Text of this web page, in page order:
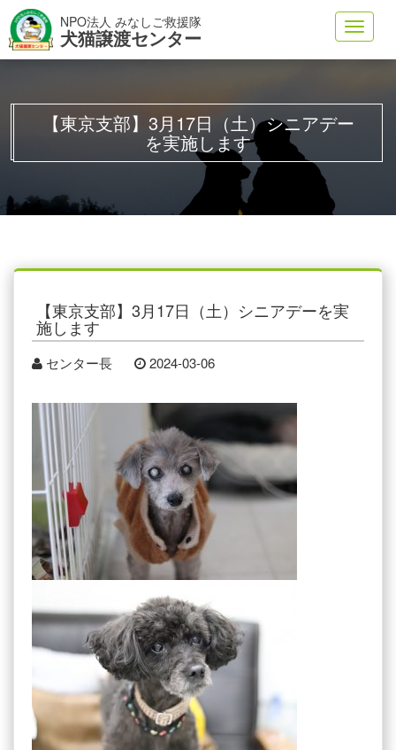
NPO法人 みなしご救援隊
犬猫譲渡センター
【東京支部】3月17日（土）シニアデー
を実施します
【東京支部】3月17日（土）シニアデーを実
施します
センター長 2024-03-06